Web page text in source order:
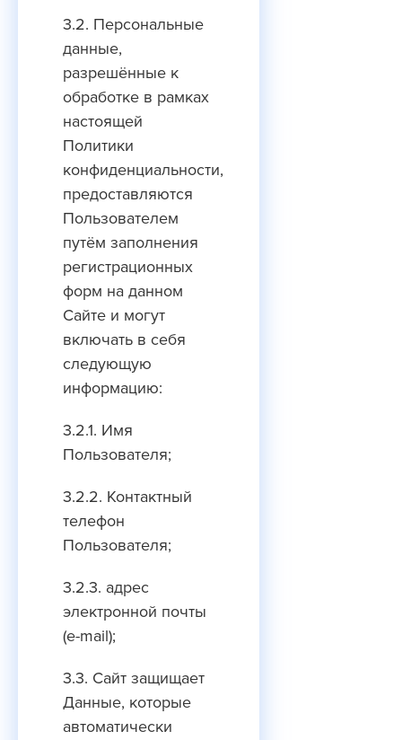
3.2. Персональные
данные,
разрешённые к
обработке в рамках
настоящей
Политики
конфиденциальности,
предоставляются
Пользователем
путём заполнения
регистрационных
форм на данном
Сайте и могут
включать в себя
следующую
информацию:
3.2.1. Имя
Пользователя;
3.2.2. Контактный
телефон
Пользователя;
3.2.3. адрес
электронной почты
(e-mail);
3.3. Сайт защищает
Данные, которые
автоматически